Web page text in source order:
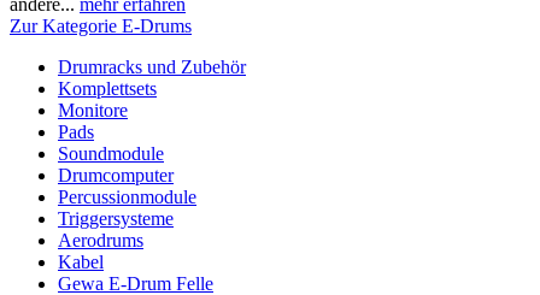
andere... mehr erfahren
Zur Kategorie E-Drums
Drumracks und Zubehör
Komplettsets
Monitore
Pads
Soundmodule
Drumcomputer
Percussionmodule
Triggersysteme
Aerodrums
Kabel
Gewa E-Drum Felle